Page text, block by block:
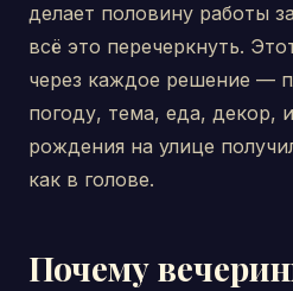
делает половину работы
всё это перечеркнуть.
через каждое решение —
погоду, тема, еда, декор,
рождения на улице
как в голове.
Почему